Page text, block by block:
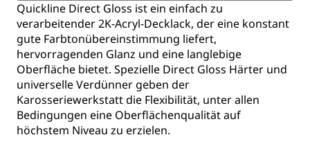
Quickline Direct Gloss ist ein einfach zu
verarbeitender 2K-Acryl-Decklack, der eine konstant
gute Farbtonübereinstimmung liefert,
hervorragenden Glanz und eine langlebige
Oberfläche bietet. Spezielle Direct Gloss Härter und
universelle Verdünner geben der
Karosseriewerkstatt die Flexibilität, unter allen
Bedingungen eine Oberflächenqualität auf
höchstem Niveau zu erzielen.